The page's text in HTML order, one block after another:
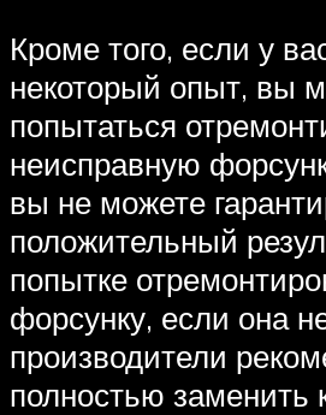
Кроме того, если у
некоторый опыт, вы
попытаться
неисправную
вы не можете
положительный
попытке
форсунку, если она
производители
полностью заменить